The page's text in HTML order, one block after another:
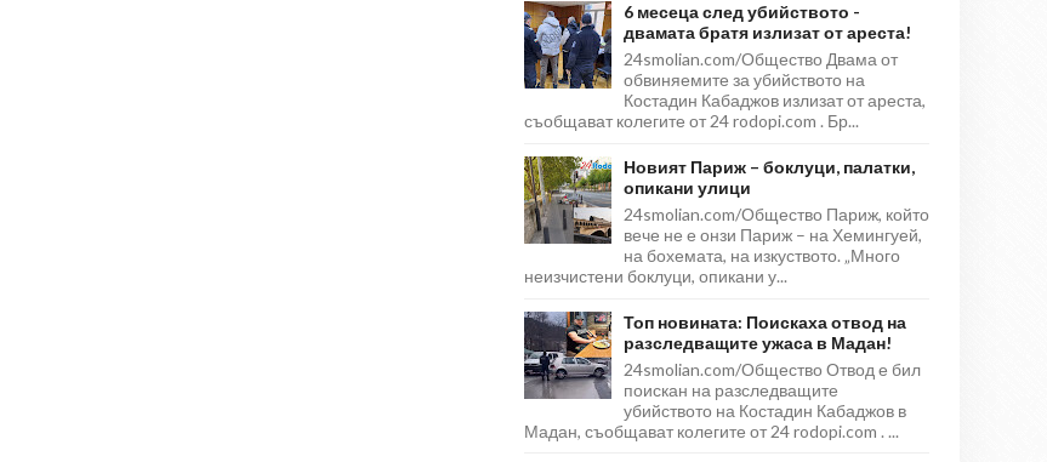
6 месеца след убийството -
двамата братя излизат от ареста!
24smolian.com/Общество Двама от
обвиняемите за убийството на
Костадин Кабаджов излизат от ареста,
съобщават колегите от 24 rodopi.com . Бр...
Новият Париж – боклуци, палатки,
опикани улици
24smolian.com/Общество Париж, който
вече не е онзи Париж – на Хемингуей,
на бохемата, на изкуството. „Много
неизчистени боклуци, опикани у...
Топ новината: Поискаха отвод на
разследващите ужаса в Мадан!
24smolian.com/Общество Отвод е бил
поискан на разследващите
убийството на Костадин Кабаджов в
Мадан, съобщават колегите от 24 rodopi.com . ...